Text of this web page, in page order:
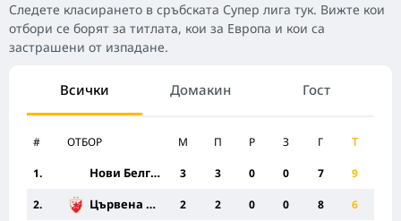
Следете класирането в сръбската Супер лига тук. Вижте кои
отбори се борят за титлата, кои за Европа и кои са
застрашени от изпадане.
Всички Домакин Гост
# ОТБОР M П Р З Г Т
1. Нови Белград 3 3 0 0 7 9
2. Цървена Звезда 2 2 0 0 8 6